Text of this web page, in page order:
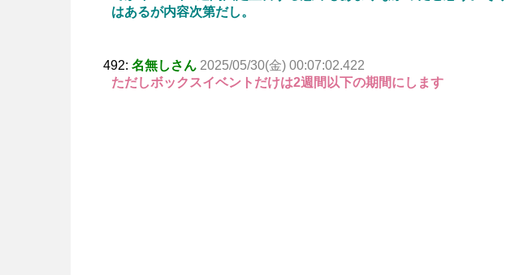
はあるが内容次第だし。
492: 名無しさん 2025/05/30(金) 00:07:02.422
ただしボックスイベントだけは2週間以下の期間にします